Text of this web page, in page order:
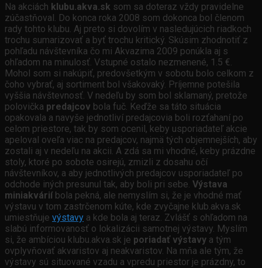
Na akciách klubu.akva.sk som sa doteraz vždy pravidelne
zúčastňoval. Do konca roka 2008 som dokonca bol členom
rady tohto klubu. Aj preto si dovolím v nasledujúcich riadkoch
trochu sumarizovať a byť trochu kritický. Skúsim zhodnotiť z
pohľadu návštevníka čo mi Akvazima 2009 ponúkla aj s
ohľadom na minulosť. Vstupné ostalo nezmenené, 1.5 €.
Mohol som si nakúpiť, predovšetkým v sobotu bolo celkom z
čoho vybrať, aj sortiment bol všakovaký. Príjemne potešila
vyššia návštevnosť. V nedeľu by som bol sklamaný, pretože
polovička predajcov bola fuč. Keďže sa táto situácia
opakovala a navyše jednotliví predajcovia boli rozťahaní po
celom priestore, tak by som ocenil, keby usporiadateľ akcie
apeloval oveľa viac na predajcov, najmä tých objemnejších, aby
zostali aj v nedeľu na akcii. A zdá sa mi vhodné, keby prázdne
stoly, ktoré po sobote osirejú, zmizli z dosahu očí
návštevníkov, a aby jednotlivých predajcov usporiadateľ po
odchode iných presunul tak, aby boli pri sebe. Výstava
miniakvárií bola pekná, ale nemyslím si, že je vhodné mať
výstavu v tom zastrčenom kúte, kde zvyčajne klub.akva.sk
umiestňuje výstavy a kde bola aj teraz. Zvlášť s ohľadom na
slabú informovanosť o lokalizácii samotnej výstavy. Myslím
si, že ambíciou klubu.akva.sk je poriadať výstavy a tým
ovplyvňovať akvaristov aj neakvaristov. Na mňa ale tým, že
výstavy sú situované vzadu a vpredu priestor je prázdny, to